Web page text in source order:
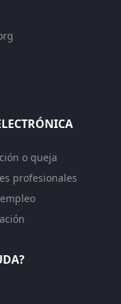
o queja
profesionales